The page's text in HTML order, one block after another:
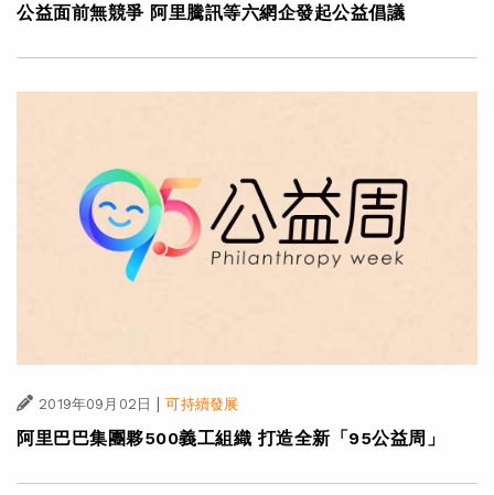
公益面前無競爭 阿里騰訊等六網企發起公益倡議
2019年09月02日 | 可持續發展
阿里巴巴集團夥500義工組織 打造全新「95公益周」